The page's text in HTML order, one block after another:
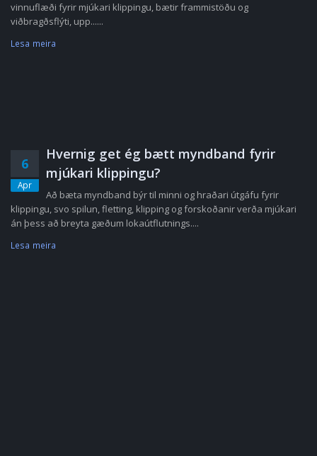
vinnuflæði fyrir mjúkari klippingu, bætir frammistöðu og
viðbragðsflýti, upp......
Lesa meira
6
Apr
Hvernig get ég bætt myndband fyrir
mjúkari klippingu?
Að bæta myndband býr til minni og hraðari útgáfu fyrir
klippingu, svo spilun, fletting, klipping og forskoðanir verða mjúkari
án þess að breyta gæðum lokaútflutnings....
Lesa meira